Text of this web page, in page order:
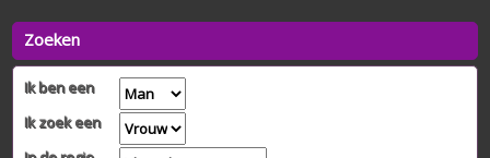
Zoeken
Ik ben een
Ik zoek een